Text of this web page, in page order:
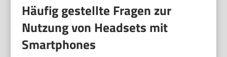
Häufig gestellte Fragen zur
Nutzung von Headsets mit
Smartphones